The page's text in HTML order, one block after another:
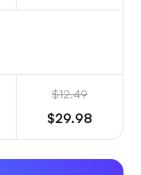
$12.49
$29.98